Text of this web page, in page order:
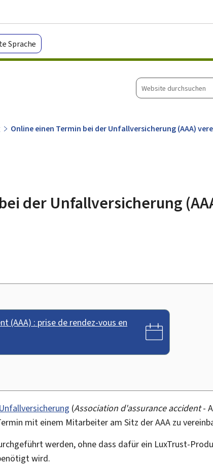
Sprache
Website
durchsuchen
Online einen Termin bei der Unfallversicherung (AAA)
der Unfallversicherung
(AAA) : prise de rendez-vous en
Unfallversicherung (Association d'assurance accident-
mit einem Mitarbeiter am Sitz der AAA zu
werden, ohne dass dafür ein LuxTrust-
wird.